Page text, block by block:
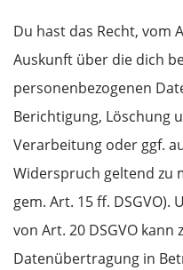
Du hast das Recht, vom
Auskunft über die dich
personenbezogenen
Berichtigung, Löschung
Verarbeitung oder ggf.
Widerspruch geltend zu
gem. Art. 15 ff.
von Art. 20 DSGVO kann
Datenübertragung in